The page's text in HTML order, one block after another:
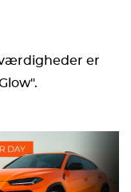
er